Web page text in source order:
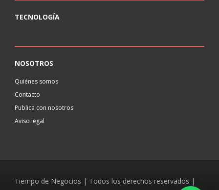
TECNOLOGÍA
NOSOTROS
Quiénes somos
Contacto
Publica con nosotros
Aviso legal
Tiempo de Negocios | Todos los derechos reservados |